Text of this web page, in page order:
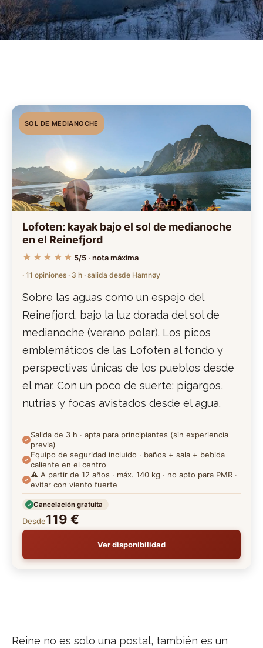
SOL DE MEDIANOCHE
Lofoten: kayak bajo el sol de medianoche
en el Reinefjord
★★★★★ 5/5 · nota máxima
· 11 opiniones · 3 h · salida desde Hamnøy
Sobre las aguas como un espejo del
Reinefjord, bajo la luz dorada del sol de
medianoche (verano polar). Los picos
emblemáticos de las Lofoten al fondo y
perspectivas únicas de los pueblos desde
el mar. Con un poco de suerte: pigargos,
nutrias y focas avistados desde el agua.
Salida de 3 h · apta para principiantes (sin experiencia
previa)
Equipo de seguridad incluido · baños + sala + bebida
caliente en el centro
⚠️ A partir de 12 años · máx. 140 kg · no apto para PMR ·
evitar con viento fuerte
Cancelación gratuita
Desde119 €
Ver disponibilidad
Reine no es solo una postal, también es un